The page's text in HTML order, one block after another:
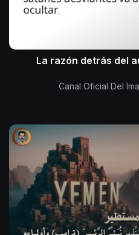
La razón detrás del
Canal Oficial Del